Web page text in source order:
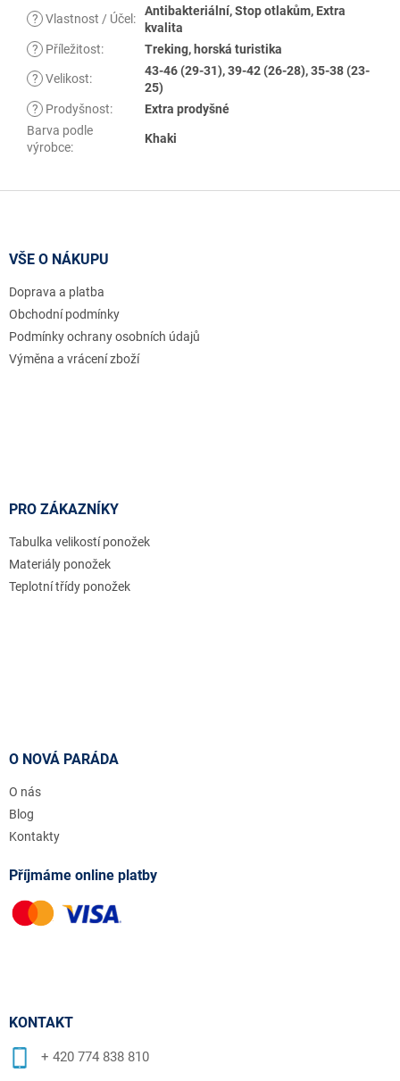
? Vlastnost / Účel :
Antibakteriální, Stop otlakům, Extra
kvalita
?
Příležitost: Treking, horská turistika
? Velikost:
43-46 (29-31), 39-42 (26-28), 35-38 (23-
25)
?
Prodyšnost:
Extra prodyšné
Barva podle
výrobce:
Khaki
VŠE O NÁKUPU
Doprava a platba
Obchodní podmínky
Podmínky ochrany osobních údajů
Výměna a vrácení zboží
PRO ZÁKAZNÍKY
Tabulka velikostí ponožek
Materiály ponožek
Teplotní třídy ponožek
O NOVÁ PARÁDA
O nás
Blog
Kontakty
Příjmáme online platby
KONTAKT
+ 420 774 838 810